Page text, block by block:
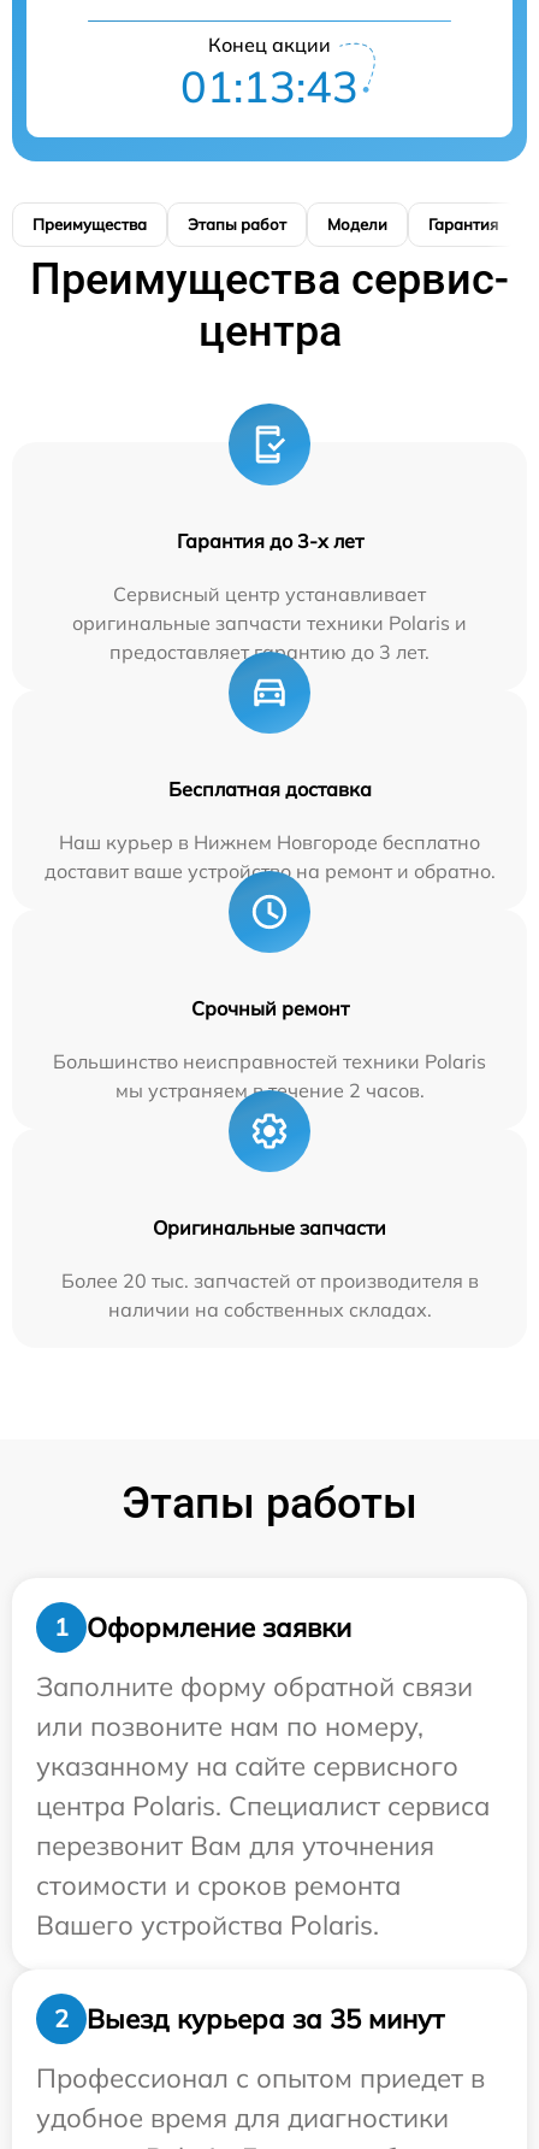
Конец акции
01:13:42
Преимущества Этапы работ Модели Гарантия
Преимущества сервис-
центра
Гарантия до 3-х лет
Сервисный центр устанавливает
оригинальные запчасти техники Polaris и
предоставляет гарантию до 3 лет.
Бесплатная доставка
Наш курьер в Нижнем Новгороде бесплатно
доставит ваше устройство на ремонт и обратно.
Срочный ремонт
Большинство неисправностей техники Polaris
мы устраняем в течение 2 часов.
Оригинальные запчасти
Более 20 тыс. запчастей от производителя в
наличии на собственных складах.
Этапы работы
1
Оформление заявки
Заполните форму обратной связи
или позвоните нам по номеру,
указанному на сайте сервисного
центра Polaris. Специалист сервиса
перезвонит Вам для уточнения
стоимости и сроков ремонта
Вашего устройства Polaris.
2
Выезд курьера за 35 минут
Профессионал с опытом приедет в
удобное время для диагностики